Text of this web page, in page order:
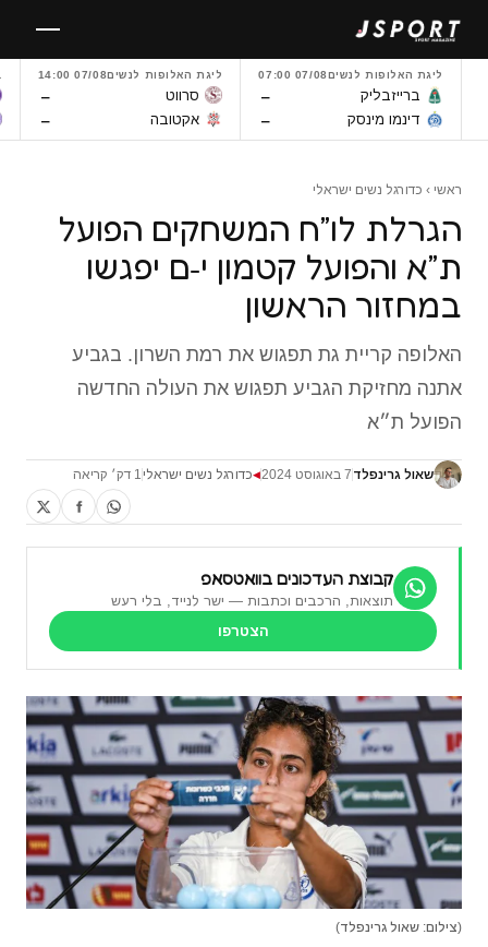
לתוכן
ליגת האלופות לנשים07/08 07:00
ברייזבליק –
דינמו מינסק –
ליגת האלופות לנשים07/08 14:00
סרווט –
אקטובה –
ראשי › כדורגל נשים ישראלי
הגרלת לו״ח המשחקים הפועל
ת״א והפועל קטמון י-ם יפגשו
במחזור הראשון
האלופה קריית גת תפגוש את רמת השרון. בגביע
אתנה מחזיקת הגביע תפגוש את העולה החדשה
הפועל ת״א
שאול גרינפלד 7 באוגוסט 2024 ◀כדורגל נשים ישראלי 1 דק׳ קריאה
קבוצת העדכונים בוואטסאפ
תוצאות, הרכבים וכתבות — ישר לנייד, בלי רעש
הצטרפו
(צילום: שאול גרינפלד)